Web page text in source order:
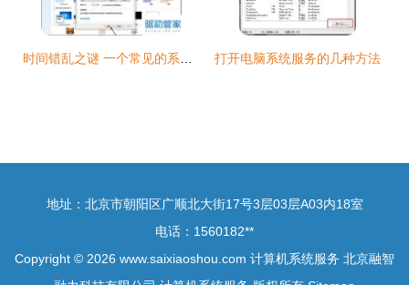
打开电脑系统服务的几种方法
地址：北京市朝阳区广顺北大街17号3层03层A03内18室
电话：1560182**
Copyright © 2026 www.saixiaoshou.com 计算机系统服务 北京融智